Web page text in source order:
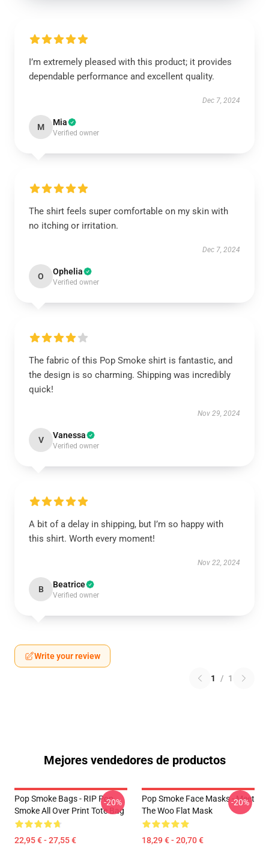
I’m extremely pleased with this product; it provides
dependable performance and excellent quality.
Dec 7, 2024
M Mia
Verified owner
The shirt feels super comfortable on my skin with
no itching or irritation.
Dec 7, 2024
O Ophelia
Verified owner
The fabric of this Pop Smoke shirt is fantastic, and
the design is so charming. Shipping was incredibly
quick!
Nov 29, 2024
V Vanessa
Verified owner
A bit of a delay in shipping, but I’m so happy with
this shirt. Worth every moment!
Nov 22, 2024
B Beatrice
Verified owner
Write your review
1 / 1
Mejores vendedores de productos
Pop Smoke Bags - RIP Pop
Smoke All Over Print Tote Bag
22,95 € - 27,55 €
-20%
Pop Smoke Face Masks - Meet
The Woo Flat Mask
18,29 € - 20,70 €
-20%